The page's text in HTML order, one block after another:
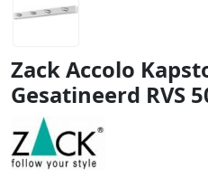
Zack Accolo
Gesatineerd RVS